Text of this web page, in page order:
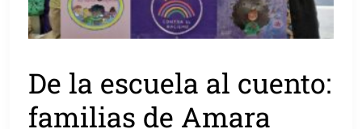
De la escuela al cuento:
familias de Amara